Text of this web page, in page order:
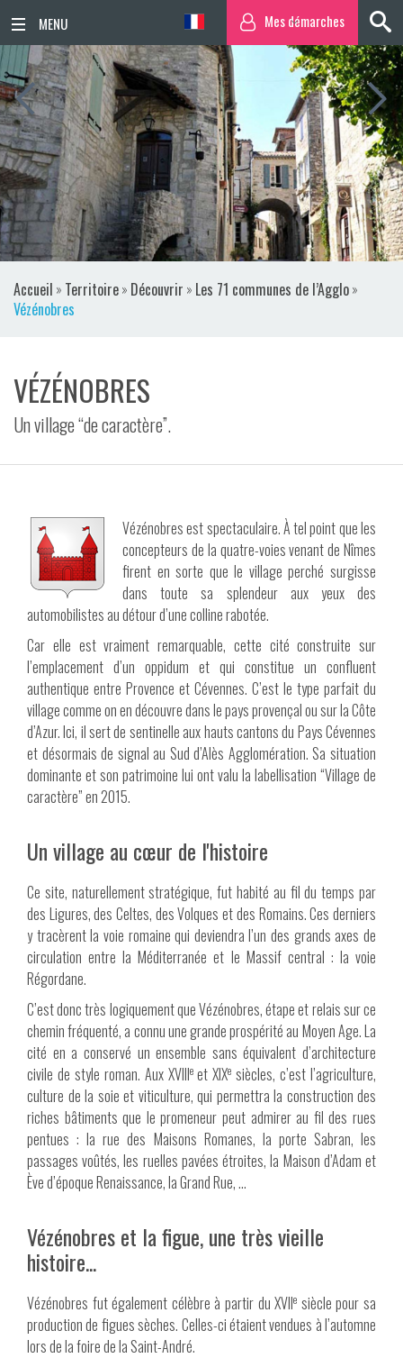
ACCUEIL
ACTUALITÉS
AGENDA
TERRITOIRE
VIE QUOTIDIENNE
SORTIR / BOUGER
Mes démarches
Accueil » Territoire» Découvrir » Les 71 communes de l’Agglo»
Vézénobres
VÉZÉNOBRES
Un village “de caractère”.
Vézénobres est spectaculaire. À tel point que les
concepteurs de la quatre-voies venant de Nîmes
firent en sorte que le village perché surgisse
dans toute sa splendeur aux yeux des
automobilistes au détour d’une colline rabotée.
Car elle est vraiment remarquable, cette cité construite sur
l’emplacement d’un oppidum et qui constitue un confluent
authentique entre Provence et Cévennes. C’est le type parfait du
village comme on en découvre dans le pays provençal ou sur la Côte
d’Azur. Ici, il sert de sentinelle aux hauts cantons du Pays Cévennes
et désormais de signal au Sud d’Alès Agglomération. Sa situation
dominante et son patrimoine lui ont valu la labellisation “Village de
caractère” en 2015.
Un village au cœur de l'histoire
Ce site, naturellement stratégique, fut habité au fil du temps par
des Ligures, des Celtes, des Volques et des Romains. Ces derniers
y tracèrent la voie romaine qui deviendra l’un des grands axes de
circulation entre la Méditerranée et le Massif central : la voie
Régordane.
C’est donc très logiquement que Vézénobres, étape et relais sur ce
chemin fréquenté, a connu une grande prospérité au Moyen Age. La
cité en a conservé un ensemble sans équivalent d’architecture
civile de style roman. Aux XVIIIeet XIXe siècles, c’est l’agriculture,
culture de la soie et viticulture, qui permettra la construction des
riches bâtiments que le promeneur peut admirer au fil des rues
pentues : la rue des Maisons Romanes, la porte Sabran, les
passages voûtés, les ruelles pavées étroites, la Maison d’Adam et
Ève d’époque Renaissance, la Grand Rue, …
Vézénobres et la figue, une très vieille
histoire...
Vézénobres fut également célèbre à partir du XVIIe siècle pour sa
production de figues sèches. Celles-ci étaient vendues à l’automne
lors de la foire de la Saint-André.